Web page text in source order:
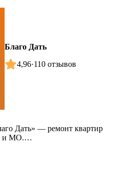
Благо Дать
4,96·110 отзывов
Дать» — ремонт квартир
и МО.